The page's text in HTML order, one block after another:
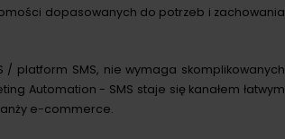
dopasowanych do potrzeb i zachowania
/ platform SMS, nie wymaga skomplikowanych
Automation - SMS staje się kanałem łatwym
e-commerce.